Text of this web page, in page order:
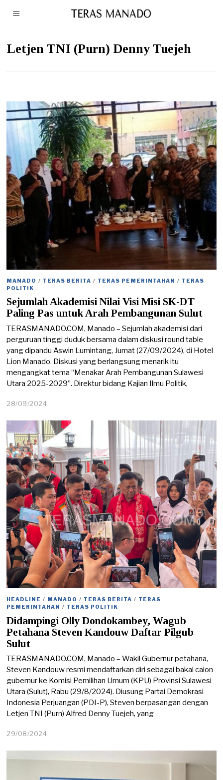
Letjen TNI (Purn) Denny Tuejeh
MANADO / TERAS BERITA / TERAS PEMERINTAHAN / TERAS
POLITIK
Sejumlah Akademisi Nilai Visi Misi SK-DT
Paling Pas untuk Arah Pembangunan Sulut
TERASMANADO.COM, Manado – Sejumlah akademisi dari
perguruan tinggi duduk bersama dalam diskusi round table
yang dipandu Aswin Lumintang, Jumat (27/09/2024), di Hotel
Lion Manado. Diskusi yang berlangsung menarik itu
mengangkat tema “Menakar Arah Pembangunan Sulawesi
Utara 2025-2029”. Direktur bidang Kajian Ilmu Politik,
28/09/2024
/
0
9
/
2
0
2
4
HEADLINE / MANADO / TERAS BERITA / TERAS
PEMERINTAHAN
/ TERAS POLITIK
Didampingi Olly Dondokambey, Wagub
Petahana Steven Kandouw Daftar Pilgub
Sulut
TERASMANADO.COM, Manado – Wakil Gubernur petahana,
Steven Kandouw resmi mendaftarkan diri sebagai bakal calon
gubernur ke Komisi Pemilihan Umum (KPU) Provinsi Sulawesi
Utara (Sulut), Rabu (29/8/2024). Diusung Partai Demokrasi
Indonesia Perjuangan (PDI-P), Steven berpasangan dengan
Letjen TNI (Purn) Alfred Denny Tuejeh, yang
29/08/2024
/
0